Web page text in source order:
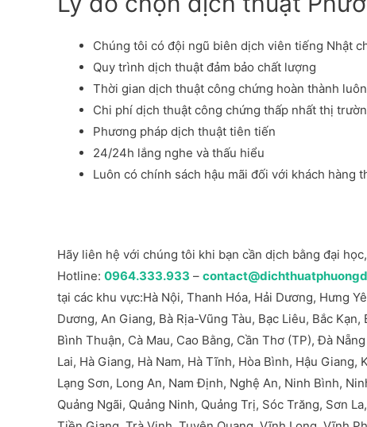
Chúng tôi có đội ngũ biên dịch viên tiếng Nhật
Quy trình dịch thuật đảm bảo chất lượng
Thời gian dịch thuật công chứng hoàn thành
Chi phí dịch thuật công chứng thấp nhất thị
Phương pháp dịch thuật tiên tiến
24/24h lắng nghe và thấu hiểu
Luôn có chính sách hậu mãi đối với khách hàng
Hãy liên hệ với chúng tôi khi bạn cần dịch bằng đại
Hotline: 0964.333.933 –
tại các khu vực:Hà Nội, Thanh Hóa, Hải Dương, Hưng
Dương, An Giang, Bà Rịa-Vũng Tàu, Bạc Liêu, Bắc
Bình Thuận, Cà Mau, Cao Bằng, Cần Thơ (TP), Đà
Lai, Hà Giang, Hà Nam, Hà Tĩnh, Hòa Bình, Hậu Giang,
Lạng Sơn, Long An, Nam Định, Nghệ An, Ninh Bình,
Quảng Ngãi, Quảng Ninh, Quảng Trị, Sóc Trăng, Sơn